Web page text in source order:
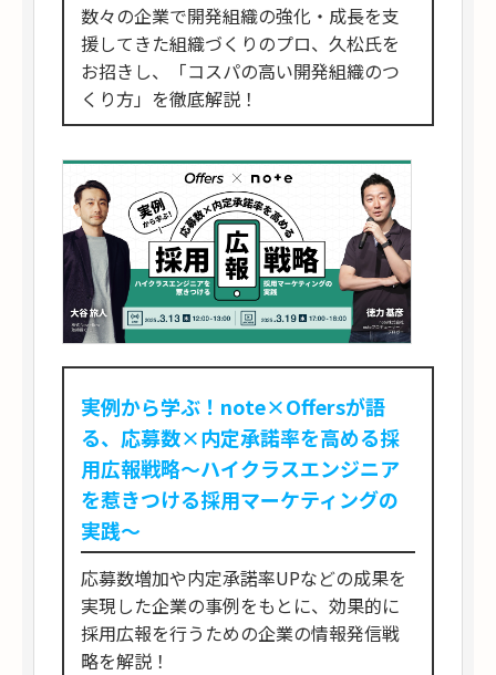
数々の企業で開発組織の強化・成長を支
援してきた組織づくりのプロ、久松氏を
お招きし、「コスパの高い開発組織のつ
くり方」を徹底解説！
実例から学ぶ！note×Offersが語
る、応募数×内定承諾率を高める採
用広報戦略～ハイクラスエンジニア
を惹きつける採用マーケティングの
実践～
応募数増加や内定承諾率UPなどの成果を
実現した企業の事例をもとに、効果的に
採用広報を行うための企業の情報発信戦
略を解説！